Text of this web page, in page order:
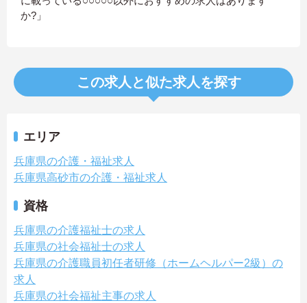
か?」
この求人と似た求人を探す
エリア
兵庫県の介護・福祉求人
兵庫県高砂市の介護・福祉求人
資格
兵庫県の介護福祉士の求人
兵庫県の社会福祉士の求人
兵庫県の介護職員初任者研修（ホームヘルパー2級）の
求人
兵庫県の社会福祉主事の求人